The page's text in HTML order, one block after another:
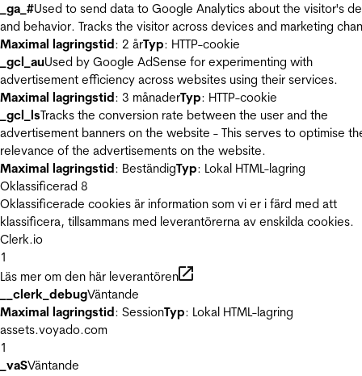
_ga_#Used to send data to Google Analytics about the visitor's
and behavior. Tracks the visitor across devices and marketing
Maximal lagringstid: 2 årTyp: HTTP-cookie
_gcl_auUsed by Google AdSense for experimenting with
advertisement efficiency across websites using their services.
Maximal lagringstid: 3 månaderTyp: HTTP-cookie
_gcl_lsTracks the conversion rate between the user and the
advertisement banners on the website - This serves to optimise
relevance of the advertisements on the website.
Maximal lagringstid: BeständigTyp: Lokal HTML-lagring
Oklassificerad 8
Oklassificerade cookies är information som vi er i färd med att
klassificera, tillsammans med leverantörerna av enskilda cookies.
Clerk.io
1
Läs mer om den här leverantören
__clerk_debugVäntande
Maximal lagringstid: SessionTyp: Lokal HTML-lagring
assets.voyado.com
1
_vaSVäntande